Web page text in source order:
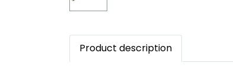
Product description